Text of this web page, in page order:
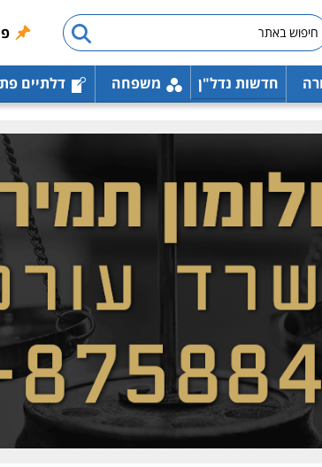
חדשות נדל"ן משפחה דלתיים